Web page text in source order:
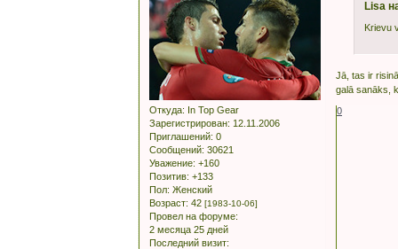
Откуда: In Top Gear
Зарегистрирован: 12.11.2006
Приглашений: 0
Сообщений: 30621
Уважение: +160
Позитив: +133
Пол: Женский
Возраст: 42 [1983-10-06]
Провел на форуме:
2 месяца 25 дней
Последний визит:
Lisa
Krievu
Jā, tas ir
galā sanāks,
0